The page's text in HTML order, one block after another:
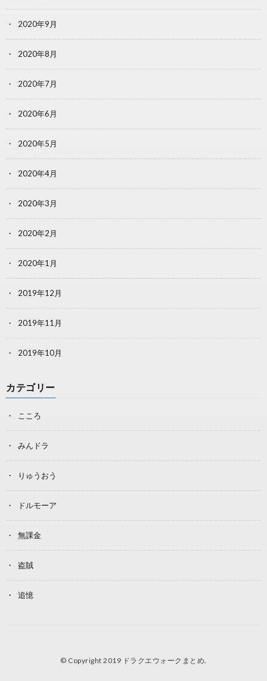
2020年9月
2020年8月
2020年7月
2020年6月
2020年5月
2020年4月
2020年3月
2020年2月
2020年1月
2019年12月
2019年11月
2019年10月
カテゴリー
こころ
みんドラ
りゅうおう
ドルモーア
無課金
盗賊
追憶
© Copyright 2019 ドラクエウォークまとめ.